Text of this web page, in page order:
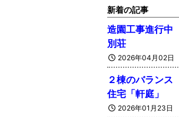
新着の記事
造園工事進行
別荘
2026年04月02日
２棟のバラン
住宅「軒庭」
2026年01月23日